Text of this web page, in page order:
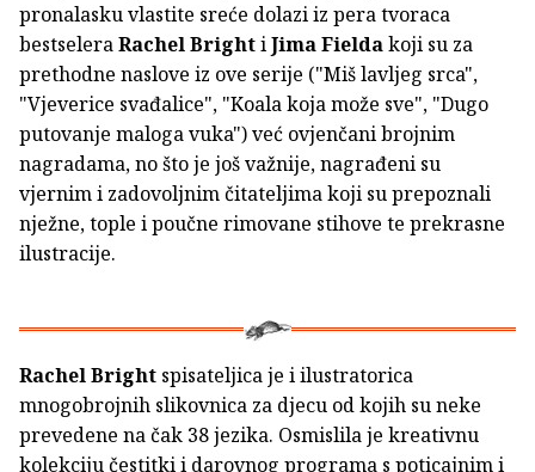
pronalasku vlastite sreće dolazi iz pera tvoraca
bestseleraRachel BrightiJima Fieldakoji su za
prethodne naslove iz ove serije ("Miš lavljeg srca",
"Vjeverice svađalice", "Koala koja može sve", "Dugo
putovanje maloga vuka") već ovjenčani brojnim
nagradama, no što je još važnije, nagrađeni su
vjernim i zadovoljnim čitateljima koji su prepoznali
nježne, tople i poučne rimovane stihove te prekrasne
ilustracije.
Rachel Bright spisateljica je i ilustratorica
mnogobrojnih slikovnica za djecu od kojih su neke
prevedene na čak 38 jezika. Osmislila je kreativnu
kolekciju čestitki i darovnog programa s poticajnim i